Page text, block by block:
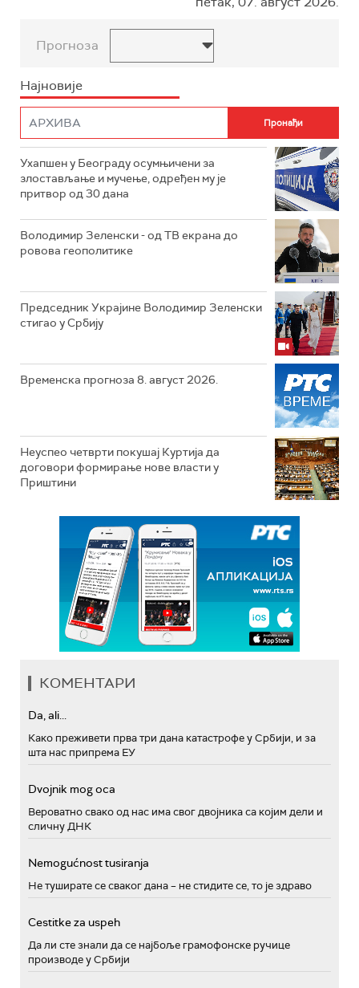
Прогноза
Најновије
Ухапшен у Београду осумњичени за
злостављање и мучење, одређен му је
притвор од 30 дана
Володимир Зеленски - од ТВ екрана до
ровова геополитике
Председник Украјине Володимир Зеленски
стигао у Србију
Временска прогноза 8. август 2026.
Неуспео четврти покушај Куртија да
договори формирање нове власти у
Приштини
КОМЕНТАРИ
Da, ali...
Како преживети прва три дана катастрофе у Србији, и за
шта нас припрема ЕУ
Dvojnik mog oca
Вероватно свако од нас има свог двојника са којим дели и
сличну ДНК
Nemogućnost tusiranja
Не туширате се сваког дана – не стидите се, то је здраво
Cestitke za uspeh
Да ли сте знали да се најбоље грамофонске ручице
производе у Србији